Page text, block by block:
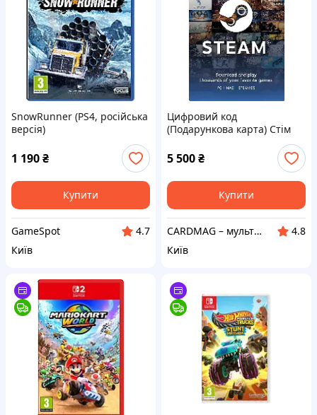
SnowRunner (PS4, російська
версія)
1 190₴
Купити
GameSpot
4.7
Київ
Цифровий код
(Подарункова карта) Стім
Steam Gift Card на суму 100
usd, (Регіон США)
5 500₴
Купити
CARDMAG – мультивалютний платіжний сервіс
4.8
Київ